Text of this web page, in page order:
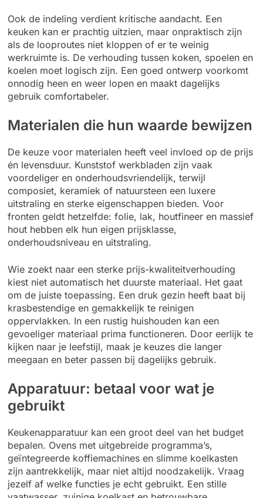
Ook de indeling verdient kritische aandacht. Een
keuken kan er prachtig uitzien, maar onpraktisch zijn
als de looproutes niet kloppen of er te weinig
werkruimte is. De verhouding tussen koken, spoelen en
koelen moet logisch zijn. Een goed ontwerp voorkomt
onnodig heen en weer lopen en maakt dagelijks
gebruik comfortabeler.
Materialen die hun waarde bewijzen
De keuze voor materialen heeft veel invloed op de prijs
én levensduur. Kunststof werkbladen zijn vaak
voordeliger en onderhoudsvriendelijk, terwijl
composiet, keramiek of natuursteen een luxere
uitstraling en sterke eigenschappen bieden. Voor
fronten geldt hetzelfde: folie, lak, houtfineer en massief
hout hebben elk hun eigen prijsklasse,
onderhoudsniveau en uitstraling.
Wie zoekt naar een sterke prijs-kwaliteitverhouding
kiest niet automatisch het duurste materiaal. Het gaat
om de juiste toepassing. Een druk gezin heeft baat bij
krasbestendige en gemakkelijk te reinigen
oppervlakken. In een rustig huishouden kan een
gevoeliger materiaal prima functioneren. Door eerlijk te
kijken naar je leefstijl, maak je keuzes die langer
meegaan en beter passen bij dagelijks gebruik.
Apparatuur: betaal voor wat je
gebruikt
Keukenapparatuur kan een groot deel van het budget
bepalen. Ovens met uitgebreide programma’s,
geïntegreerde koffiemachines en slimme koelkasten
zijn aantrekkelijk, maar niet altijd noodzakelijk. Vraag
jezelf af welke functies je echt gebruikt. Een stille